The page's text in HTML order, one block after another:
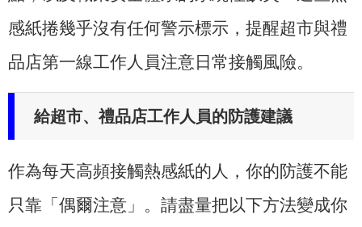
感紙捲幾乎沒有任何警示標示，提醒超市與禮
品店第一線工作人員注意日常接觸風險。
給超市、禮品店工作人員的防護建議
作為每天高頻接觸熱感紙的人，你的防護不能
只靠「偶爾注意」。請盡量把以下方法變成你